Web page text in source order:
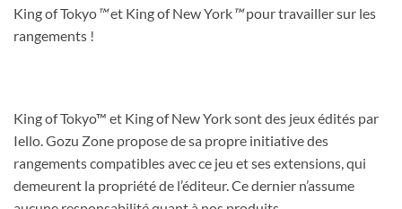
King of Tokyo™et King of New York™pour travailler sur les
rangements !
King of Tokyo™ et King of New York sont des jeux édités par
Iello. Gozu Zone propose de sa propre initiative des
rangements compatibles avec ce jeu et ses extensions, qui
demeurent la propriété de l’éditeur. Ce dernier n’assume